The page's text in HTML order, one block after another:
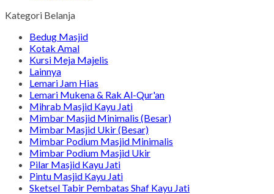
Kategori Belanja
Bedug Masjid
Kotak Amal
Kursi Meja Majelis
Lainnya
Lemari Jam Hias
Lemari Mukena & Rak Al-Qur'an
Mihrab Masjid Kayu Jati
Mimbar Masjid Minimalis (Besar)
Mimbar Masjid Ukir (Besar)
Mimbar Podium Masjid Minimalis
Mimbar Podium Masjid Ukir
Pilar Masjid Kayu Jati
Pintu Masjid Kayu Jati
Sketsel Tabir Pembatas Shaf Kayu Jati